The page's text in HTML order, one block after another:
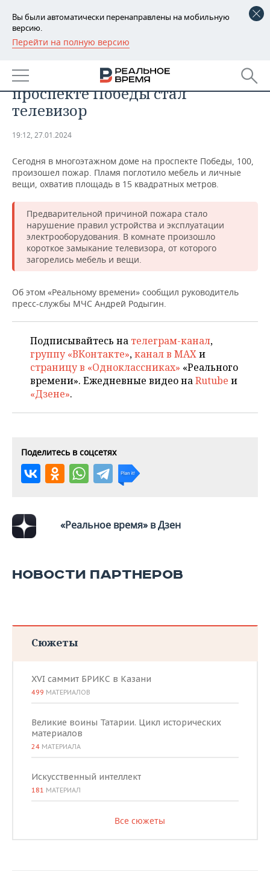
Вы были автоматически перенаправлены на мобильную
версию.
Перейти на полную версию
РЕГИОНЫ
БАШКОРТОСТАН
ТАТАРСТАН
НОВОСТИ
АНАЛИТИКА
КОРОЛИ ГОСЗАКАЗА ПФО
ВУЗЫ ТАТАРСТАНА
КОМУ ПРИНАДЛЕЖАТ
ТОРГОВЫЕ ЦЕНТРЫ
ТАТАРСТАНА
ФИНАНСЫ
БАНКИ
БЮДЖЕТ
ИНВЕСТИЦИИ
НОВОСТИ
ПРОМЫШЛЕННОСТИ
АГРОПРОМ
МАШИНОСТРОЕНИЕ
НЕФТЕХИМИЯ
НЕФТЬ
ЭНЕРГЕТИКА
НЕДВИЖИМОСТЬ
НОВОСТИ НЕДВИЖИМОСТИ
АВТО
НОВОСТИ АВТО
БИЗНЕС
НОВОСТИ БИЗНЕСА
РОЗНИЧНАЯ ТОРГОВЛЯ
ТРАНСПОРТ
УСЛУГИ
ТЕХНОЛОГИИ
НОВОСТИ ТЕХНОЛОГИЙ
IT
МЕДИА
ТЕЛЕКОММУНИКАЦИИ
МЕРОПРИЯТИЯ
НОВОСТИ МЕРОПРИЯТИЙ
ВЫЕЗДНАЯ РЕДАКЦИЯ
БИЗНЕС-БРАНЧИ
СПОРТ
НОВОСТИ СПОРТА
ФУТБОЛ
ВОЛЕЙБОЛ
ФИГУРНОЕ КАТАНИЕ
ХОККЕЙ С МЯЧОМ
ОБЩЕСТВО
НОВОСТИ ОБЩЕСТВА
ИСТОРИЯ
МЕДИЦИНА
ПРОИСШЕСТВИЯ
ФОТОГАЛЕРЕЯ
СПИСОК ПЕРСОН
ПОЛНАЯ ВЕРСИЯ
многоквартирного дома на
проспекте Победы стал
телевизор
19:12, 27.01.2024
Сегодня в многоэтажном доме на проспекте Победы, 100,
произошел пожар. Пламя поглотило мебель и личные
вещи, охватив площадь в 15 квадратных метров.
Предварительной причиной пожара стало
нарушение правил устройства и эксплуатации
электрооборудования. В комнате произошло
короткое замыкание телевизора, от которого
загорелись мебель и вещи.
Об этом «Реальному времени» сообщил руководитель
пресс-службы МЧС Андрей Родыгин.
Подписывайтесь на телеграм-канал,
группу «ВКонтакте»,канал в MAXи
страницу в «Одноклассниках» «Реального
времени». Ежедневные видео наRutube и
«Дзене».
Поделитесь в соцсетях
«Реальное время» в Дзен
НОВОСТИ ПАРТНЕРОВ
Сюжеты
XVI саммит БРИКС в Казани
499 МАТЕРИАЛОВ
Великие воины Татарии. Цикл исторических
материалов
24 МАТЕРИАЛА
Искусственный интеллект
181 МАТЕРИАЛ
Все сюжеты